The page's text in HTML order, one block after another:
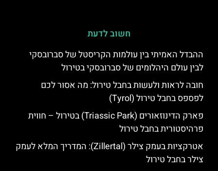
חשוב לדעת
ההבדל האמיתי בין עולמות הקריסטל של סברובסקי
לבין עולם היהלומים של סברובסקי בטירול
חובה לראות ולעשות בחבל טירול: מה אסור לכם
לפספס בחבל טירול (Tyrol)
פארק הדינוזאורים (Triassic Park) בטירול – חווית
פרהיסטורית בחבל טירול
אטרקציות בעמק צילר (Zillertal): המדריך המלא לעמק
צילר בחבל טירול